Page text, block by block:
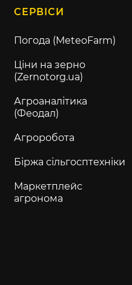
СЕРВІСИ
Погода (MeteoFarm)
Ціни на зерно
(Zernotorg.ua)
Агроаналітика
(Феодал)
Агроробота
Біржа сільгосптехніки
Маркетплейс
агронома